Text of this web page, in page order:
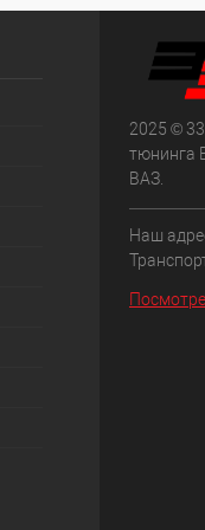
2025 ©
тюнинга
ВАЗ.
Наш